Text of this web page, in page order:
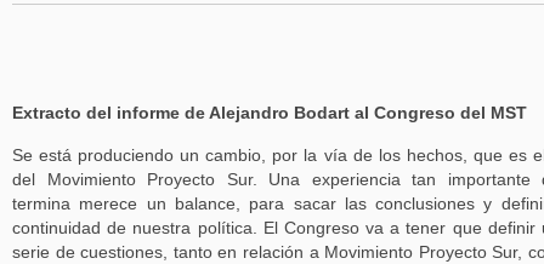
Extracto del informe de Alejandro Bodart al Congreso del MST
Se está produciendo un cambio, por la vía de los hechos, que es
del Movimiento Proyecto Sur. Una experiencia tan importante
termina merece un balance, para sacar las conclusiones y
continuidad de nuestra política. El Congreso va a tener que definir
serie de cuestiones, tanto en relación a Movimiento Proyecto Sur,